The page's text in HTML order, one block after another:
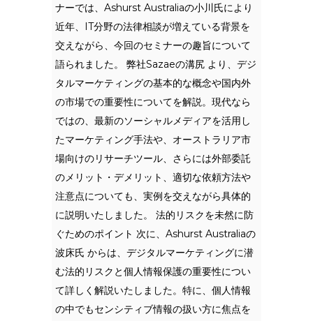
ナーでは、Ashurst Australiaの小川氏により
近年、IT分野の法律相談が増えている背景を
交えながら、今回のセミナーの趣旨について
語られました。 弊社Sazaeの溝尻 より、デジ
タルマーケティングの基本的な概念や国内外
の市場での重要性についてを解説。現代なら
ではの、最新のソーシャルメディアを活用し
たマーケティング手法や、オーストラリア市
場向けのリサーチツール、さらには外部委託
のメリット・デメリット、適切な依頼方法や
注意点についても、実例を交えながら具体的
に説明いたしました。 法的リスクを未然に防
ぐためのポイント 次に、Ashurst Australiaの
波床氏 からは、デジタルマーケティングに潜
む法的リスクと個人情報保護の重要性につい
て詳しく解説いたしました。特に、個人情報
の中でもセンシティブ情報の扱い方に焦点を